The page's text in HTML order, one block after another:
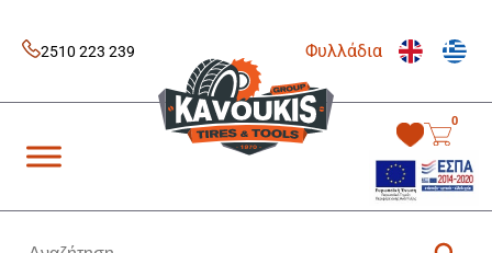
content2510 223 239 Φυλλάδια
0